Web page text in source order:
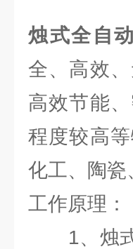
烛式全自
全、高效
高效节能
程度较高
化工、陶瓷
工作原理：
1、烛式